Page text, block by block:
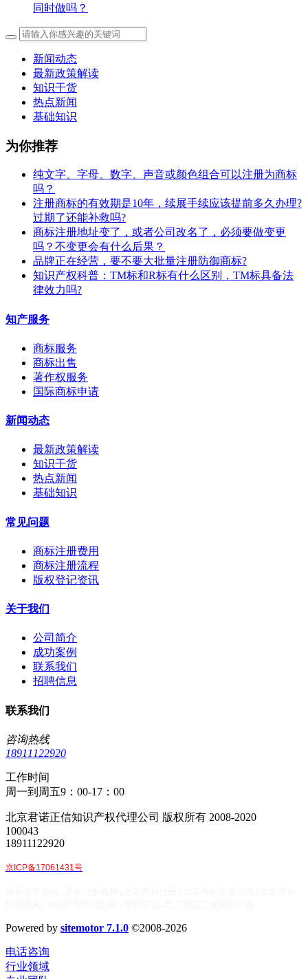
同时做吗？
新闻动态
最新政策解读
知识干货
热点新闻
基础知识
为你推荐
纯文字、字母、数字、声音或颜色组合可以注册为商标
吗？
注册商标的有效期是10年，续展手续应该提前多久办理?
过期了还能补救吗?
商标注册地址变了，或者公司改名了，必须要做变更
吗？不变更会有什么后果？
​品牌正在经营，要不要大批量注册防御商标?
知识产权科普：TM标和R标有什么区别，TM标具备法
律效力吗?
知产服务
商标服务
商标出售
著作权服务
国际商标申请
新闻动态
最新政策解读
知识干货
热点新闻
基础知识
常见问题
商标注册费用
商标注册流程
版权登记资讯
关于我们
公司简介
成功案例
联系我们
招聘信息
联系我们
咨询热线
18911122920
工作时间
周一到周五9：00-17：00
北京君诺正信知识产权代理公司 版权所有 2008-2020
100043
18911122920
京ICP备17061431号
Powered by sitemotor 7.1.0 ©2008-2026
电话咨询
行业领域